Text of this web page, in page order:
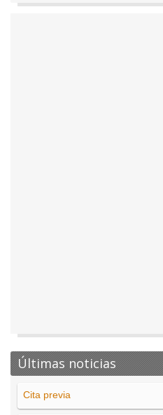
Últimas noticias
Cita previa